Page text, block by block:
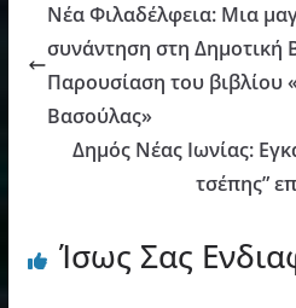
Νέα Φιλαδέλφεια: Μια
συνάντηση στη Δημοτική
Παρουσίαση του βιβλίου
Βασούλας»
Δημός Νέας Ιωνίας:
τσέπης”
Ίσως Σας